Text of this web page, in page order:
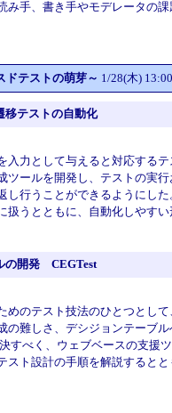
み手、書き手やモデレータの
ドテストの萌芽～ 1/28(木)
移テストの自動化
入力として与えると対応する
ツールを開発し、テストの実
し行うことができるようにし
扱うとともに、自動化しやす
の開発 CEGTest
めのテスト技法のひとつとし
の難しさ、デシジョンテーブ
すべく、ウェブベースの支援
スト設計の手順を解説すると